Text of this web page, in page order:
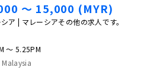
〜 15,000 (MYR)
ア | マレーシアその他の求人です。
〜 5.25PM